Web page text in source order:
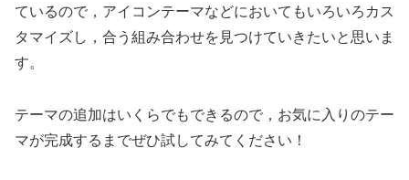
ているので，アイコンテーマなどにおいてもいろいろカス
タマイズし，合う組み合わせを見つけていきたいと思いま
す。
テーマの追加はいくらでもできるので，お気に入りのテー
マが完成するまでぜひ試してみてください！